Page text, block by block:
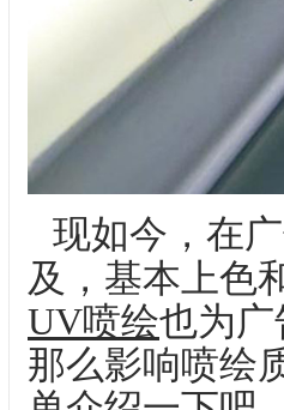
现如今，在
及，基本上色
UV喷绘也为
那么影响喷绘